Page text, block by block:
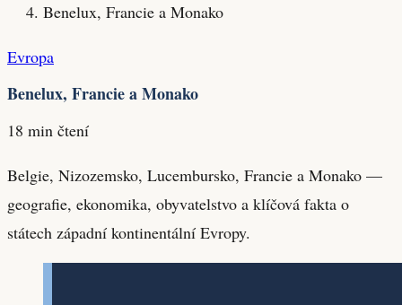
Benelux, Francie a Monako
Evropa
Benelux, Francie a Monako
18 min čtení
Belgie, Nizozemsko, Lucembursko, Francie a Monako —
geografie, ekonomika, obyvatelstvo a klíčová fakta o
státech západní kontinentální Evropy.